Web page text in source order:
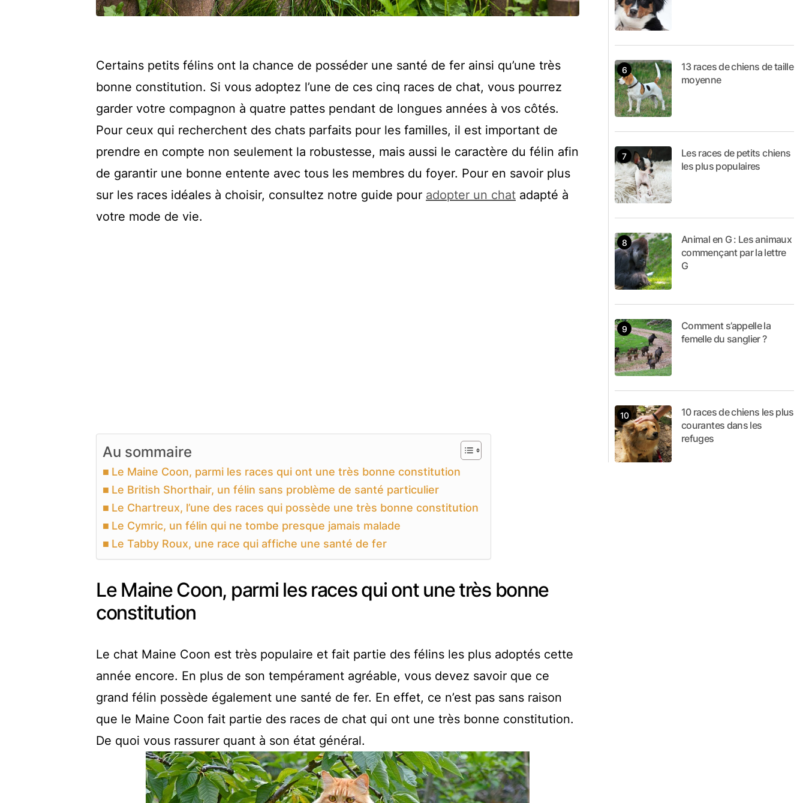
Certains petits félins ont la chance de posséder une santé de fer ainsi qu’une très
bonne constitution. Si vous adoptez l’une de ces cinq races de chat, vous pourrez
garder votre compagnon à quatre pattes pendant de longues années à vos côtés.
Pour ceux qui recherchent des chats parfaits pour les familles, il est important de
prendre en compte non seulement la robustesse, mais aussi le caractère du félin afin
de garantir une bonne entente avec tous les membres du foyer. Pour en savoir plus
sur les races idéales à choisir, consultez notre guide pour adopter un chat adapté à
votre mode de vie.
Au sommaire
Le Maine Coon, parmi les races qui ont une très bonne constitution
Le British Shorthair, un félin sans problème de santé particulier
Le Chartreux, l’une des races qui possède une très bonne constitution
Le Cymric, un félin qui ne tombe presque jamais malade
Le Tabby Roux, une race qui affiche une santé de fer
Le Maine Coon, parmi les races qui ont une très bonne
constitution
Le chat Maine Coon est très populaire et fait partie des félins les plus adoptés cette
année encore. En plus de son tempérament agréable, vous devez savoir que ce
grand félin possède également une santé de fer. En effet, ce n’est pas sans raison
que le Maine Coon fait partie des races de chat qui ont une très bonne constitution.
De quoi vous rassurer quant à son état général.
13 races de chiens de taille
moyenne
Les races de petits chiens
les plus populaires
Animal en G : Les animaux
commençant par la lettre
G
Comment s’appelle la
femelle du sanglier ?
10 races de chiens les plus
courantes dans les
refuges